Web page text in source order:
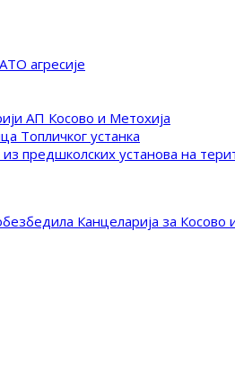
агресије
АП Косово и Метохија
Топличког устанка
предшколских установа на
Канцеларија за Косово